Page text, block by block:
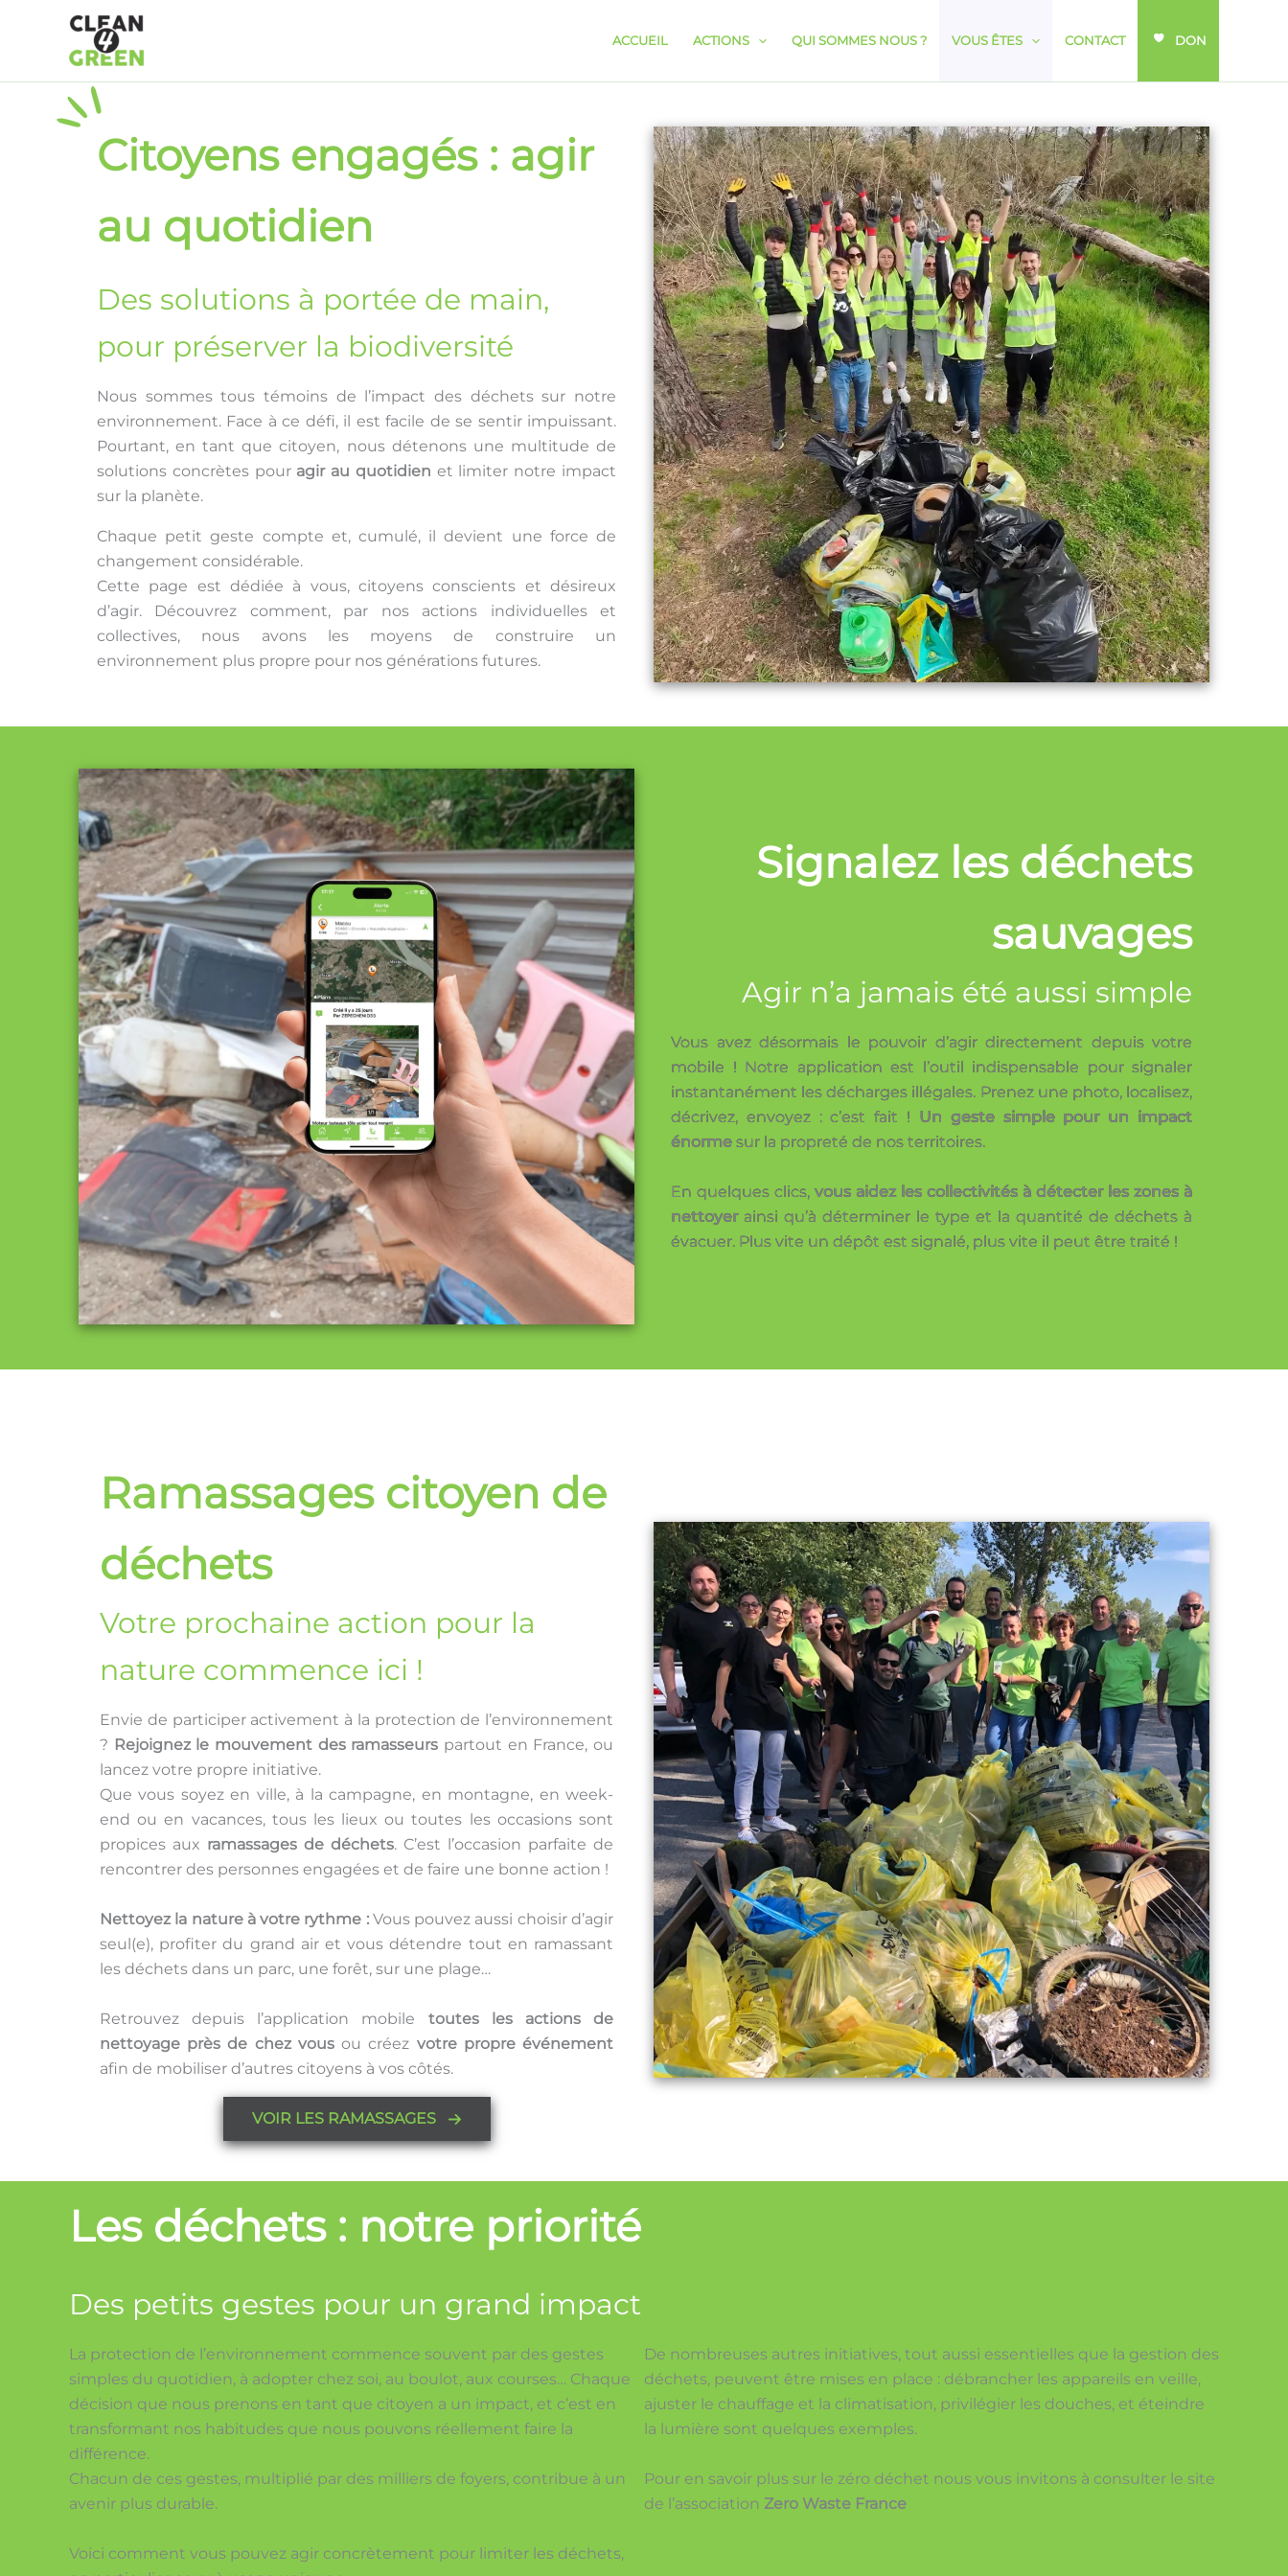
ACCUEIL ACTIONS QUI SOMMES NOUS ? VOUS ÊTES CONTACT DON
Citoyens engagés : agir
au quotidien
Des solutions à portée de main,
pour préserver la biodiversité
Nous sommes tous témoins de l’impact des déchets sur notre
environnement. Face à ce défi, il est facile de se sentir impuissant.
Pourtant, en tant que citoyen, nous détenons une multitude de
solutions concrètes pour agir au quotidien et limiter notre impact
sur la planète.
Chaque petit geste compte et, cumulé, il devient une force de
changement considérable.
Cette page est dédiée à vous, citoyens conscients et désireux
d’agir. Découvrez comment, par nos actions individuelles et
collectives, nous avons les moyens de construire un
environnement plus propre pour nos générations futures.
Signalez les déchets
sauvages
Agir n’a jamais été aussi simple
Vous avez désormais le pouvoir d’agir directement depuis votre
mobile ! Notre application est l’outil indispensable pour signaler
instantanément les décharges illégales. Prenez une photo, localisez,
décrivez, envoyez : c’est fait ! Un geste simple pour un impact
énorme sur la propreté de nos territoires.
En quelques clics, vous aidez les collectivités à détecter les zones à
nettoyerainsi qu’à déterminer le type et la quantité de déchets à
évacuer. Plus vite un dépôt est signalé, plus vite il peut être traité !
Ramassages citoyen de
déchets
Votre prochaine action pour la
nature commence ici !
Envie de participer activement à la protection de l’environnement
? Rejoignez le mouvement des ramasseurs partout en France, ou
lancez votre propre initiative.
Que vous soyez en ville, à la campagne, en montagne, en week-
end ou en vacances, tous les lieux ou toutes les occasions sont
propices aux ramassages de déchets. C’est l’occasion parfaite de
rencontrer des personnes engagées et de faire une bonne action !
Nettoyez la nature à votre rythme :Vous pouvez aussi choisir d’agir
seul(e), profiter du grand air et vous détendre tout en ramassant
les déchets dans un parc, une forêt, sur une plage…
Retrouvez depuis l’application mobile toutes les actions de
nettoyage près de chez vousou créez votre propre événement
afin de mobiliser d’autres citoyens à vos côtés.
VOIR LES RAMASSAGES
Les déchets : notre priorité
Des petits gestes pour un grand impact
La protection de l’environnement commence souvent par des gestes
simples du quotidien, à adopter chez soi, au boulot, aux courses… Chaque
décision que nous prenons en tant que citoyen a un impact, et c’est en
transformant nos habitudes que nous pouvons réellement faire la
différence.
Chacun de ces gestes, multiplié par des milliers de foyers, contribue à un
avenir plus durable.
Voici comment vous pouvez agir concrètement pour limiter les déchets,
De nombreuses autres initiatives, tout aussi essentielles que la gestion des
déchets, peuvent être mises en place : débrancher les appareils en veille,
ajuster le chauffage et la climatisation, privilégier les douches, et éteindre
la lumière sont quelques exemples.
Pour en savoir plus sur le zéro déchet nous vous invitons à consulter le site
de l’association Zero Waste France